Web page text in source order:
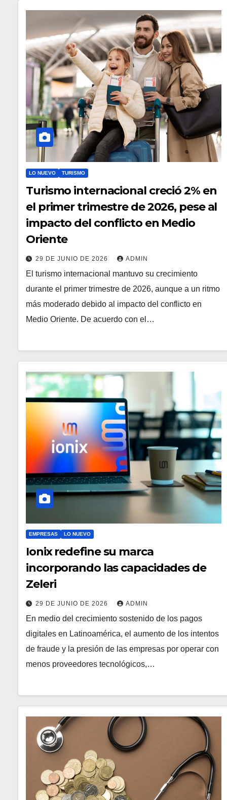
LO NUEVO TURISMO
Turismo internacional creció 2% en
el primer trimestre de 2026, pese al
impacto del conflicto en Medio
Oriente
29 DE JUNIO DE 2026 ADMIN
El turismo internacional mantuvo su crecimiento
durante el primer trimestre de 2026, aunque a un ritmo
más moderado debido al impacto del conflicto en
Medio Oriente. De acuerdo con el…
EMPRESAS LO NUEVO
Ionix redefine su marca
incorporando las capacidades de
Zeleri
29 DE JUNIO DE 2026 ADMIN
En medio del crecimiento sostenido de los pagos
digitales en Latinoamérica, el aumento de los intentos
de fraude y la presión de las empresas por operar con
menos proveedores tecnológicos,…